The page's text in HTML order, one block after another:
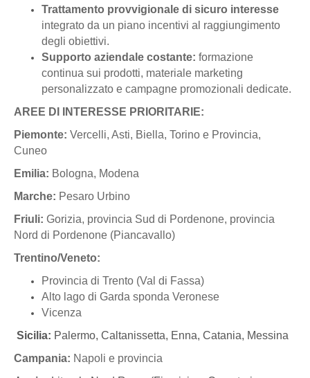
Trattamento provvigionale di sicuro interesse
integrato da un piano incentivi al raggiungimento
degli obiettivi.
Supporto aziendale costante: formazione
continua sui prodotti, materiale marketing
personalizzato e campagne promozionali dedicate.
AREE DI INTERESSE PRIORITARIE:
Piemonte: Vercelli, Asti, Biella, Torino e Provincia,
Cuneo
Emilia: Bologna, Modena
Marche: Pesaro Urbino
Friuli: Gorizia, provincia Sud di Pordenone, provincia
Nord di Pordenone (Piancavallo)
Trentino/Veneto:
Provincia di Trento (Val di Fassa)
Alto lago di Garda sponda Veronese
Vicenza
Sicilia: Palermo, Caltanissetta, Enna, Catania, Messina
Campania: Napoli e provincia